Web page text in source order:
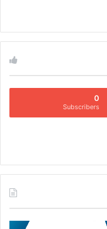
0
Subscribers